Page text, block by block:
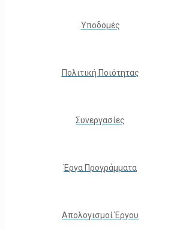
Υποδομές
Πολιτική Ποιότητας
Συνεργασίες
Έργα Προγράμματα
Απολογισμοί Έργου